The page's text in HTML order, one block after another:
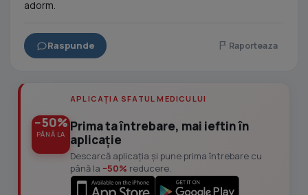
adorm.
Raspunde Raporteaza
−50%
PÂNĂ LA
APLICAȚIA SFATUL MEDICULUI
Prima ta întrebare, mai ieftin în
aplicație
Descarcă aplicația și pune prima întrebare cu
până la −50% reducere.